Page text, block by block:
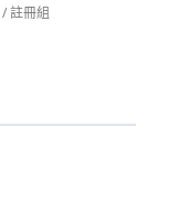
/註冊組